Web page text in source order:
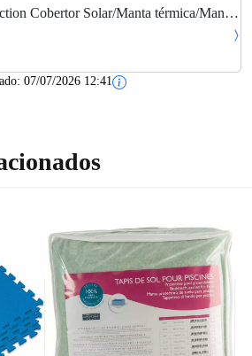
Cobertor Solar/Manta térmica/Manta
Bubble de 6 x 5m.
07/07/2026 12:41